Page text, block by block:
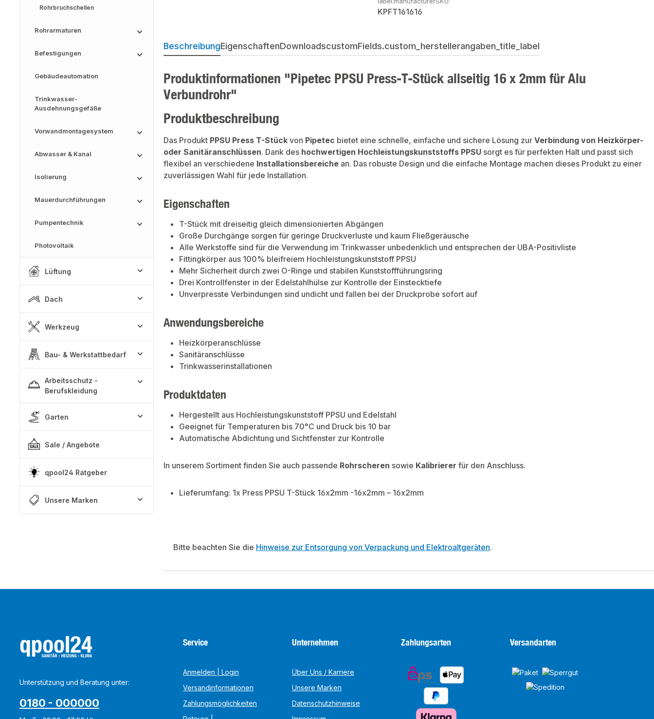
Rohrbruchschellen
Rohrarmaturen
Befestigungen
Gebäudeautomation
Trinkwasser-
Ausdehnungsgefäße
Vorwandmontagesystem
Abwasser & Kanal
Isolierung
Mauerdurchführungen
Pumpentechnik
Photovoltaik
Lüftung
Dach
Werkzeug
Bau- & Werkstattbedarf
Arbeitsschutz -
Berufskleidung
Garten
Sale / Angebote
qpool24 Ratgeber
Unsere Marken
KPFT161616
BeschreibungEigenschaftenDownloadscustomFields.custom_herstellerangaben_title_label
Produktinformationen "Pipetec PPSU Press-T-Stück allseitig 16 x 2mm für Alu
Verbundrohr"
Produktbeschreibung
Das Produkt PPSU Press T-Stück von Pipetec bietet eine schnelle, einfache und sichere Lösung zur Verbindung von Heizkörper-
oder Sanitäranschlüssen. Dank des hochwertigen Hochleistungskunststoffs PPSU sorgt es für perfekten Halt und passt sich
flexibel an verschiedene Installationsbereiche an. Das robuste Design und die einfache Montage machen dieses Produkt zu einer
zuverlässigen Wahl für jede Installation.
Eigenschaften
T-Stück mit dreiseitig gleich dimensionierten Abgängen
Große Durchgänge sorgen für geringe Druckverluste und kaum Fließgeräusche
Alle Werkstoffe sind für die Verwendung im Trinkwasser unbedenklich und entsprechen der UBA-Positivliste
Fittingkörper aus 100% bleifreiem Hochleistungskunststoff PPSU
Mehr Sicherheit durch zwei O-Ringe und stabilen Kunststoffführungsring
Drei Kontrollfenster in der Edelstahlhülse zur Kontrolle der Einstecktiefe
Unverpresste Verbindungen sind undicht und fallen bei der Druckprobe sofort auf
Anwendungsbereiche
Heizkörperanschlüsse
Sanitäranschlüsse
Trinkwasserinstallationen
Produktdaten
Hergestellt aus Hochleistungskunststoff PPSU und Edelstahl
Geeignet für Temperaturen bis 70°C und Druck bis 10 bar
Automatische Abdichtung und Sichtfenster zur Kontrolle
In unserem Sortiment finden Sie auch passende Rohrscheren sowie Kalibrierer für den Anschluss.
Lieferumfang: 1x Press PPSU T-Stück 16x2mm -16x2mm – 16x2mm
Bitte beachten Sie die Hinweise zur Entsorgung von Verpackung und Elektroaltgeräten.
Unterstützung und Beratung unter:
0180 - 000000
Service
Anmelden | Login
Versandinformationen
Zahlungsmöglichkeiten
Unternehmen
Über Uns / Karriere
Unsere Marken
Datenschutzhinweise
Zahlungsarten Versandarten